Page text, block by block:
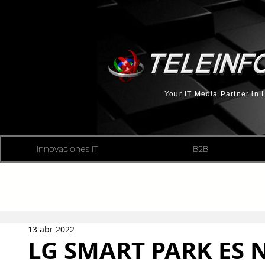
Your IT Media Partner in
Innovaciones IT B2B
LG SMART PARK ES
13 abr 2022